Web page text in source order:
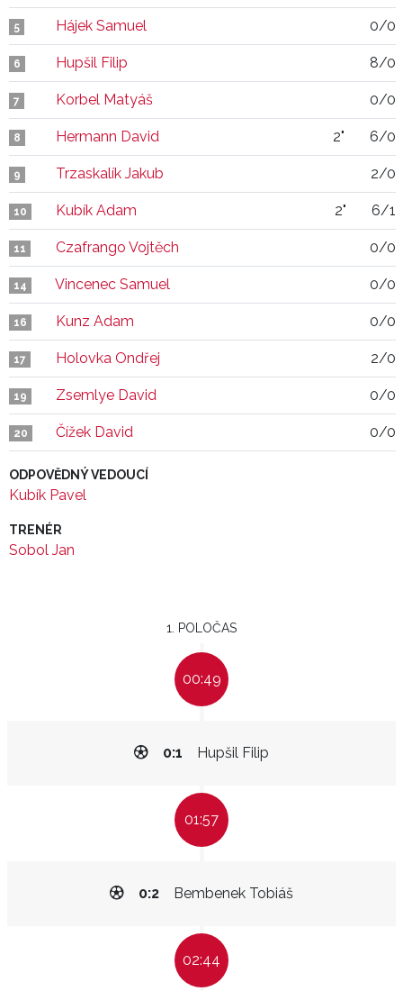
5 Hájek Samuel 0/0
6 Hupšil Filip 8/0
7 Korbel Matyáš 0/0
8 Hermann David 2" 6/0
9 Trzaskalík Jakub 2/0
10 Kubík Adam 2" 6/1
11 Czafrango Vojtěch 0/0
14 Vincenec Samuel 0/0
16 Kunz Adam 0/0
17 Holovka Ondřej 2/0
19 Zsemlye David 0/0
20 Čížek David 0/0
ODPOVĚDNÝ VEDOUCÍ
Kubík Pavel
TRENÉR
Sobol Jan
1. POLOČAS
00:49
Hupšil Filip
0:1
01:57
Bembenek Tobiáš
0:2
02:44